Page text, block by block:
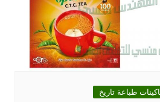
طباعة تاريخ